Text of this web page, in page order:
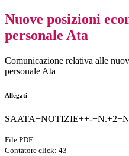
Nuove posizioni
personale Ata
Comunicazione relativa alle
personale Ata
Allegati
SAATA+NOTIZIE++-
File PDF
Contatore click: 43